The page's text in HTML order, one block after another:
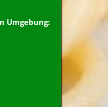
Umgebung: